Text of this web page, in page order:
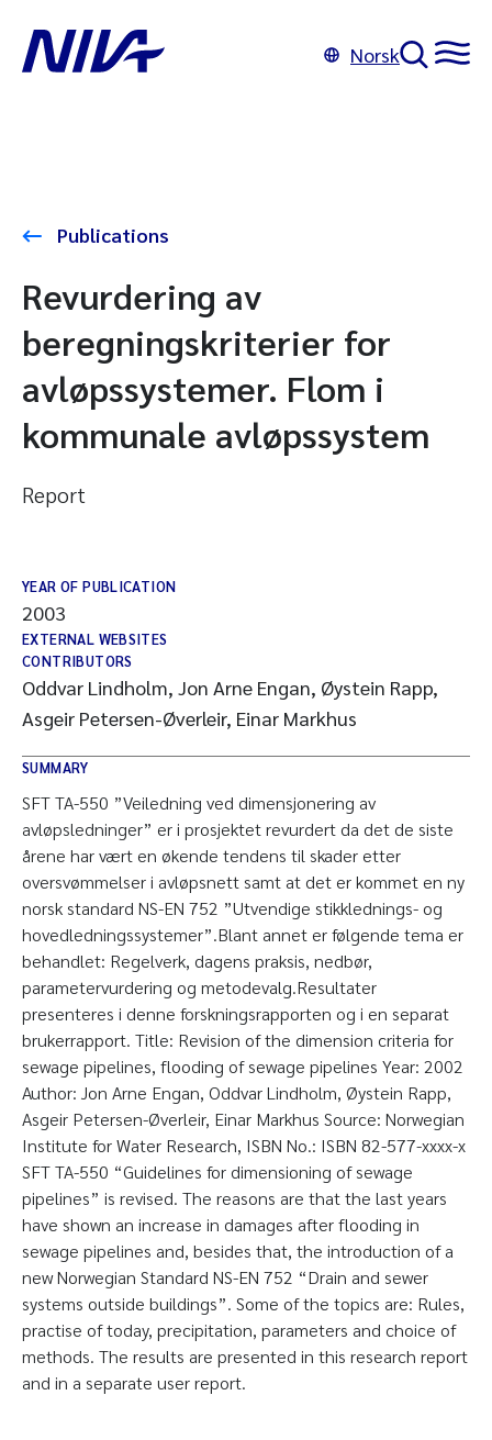
Norsk
Publications
Revurdering av
beregningskriterier for
avløpssystemer. Flom i
kommunale avløpssystem
Report
YEAR OF PUBLICATION
2003
EXTERNAL WEBSITES
CONTRIBUTORS
Oddvar Lindholm, Jon Arne Engan, Øystein Rapp,
Asgeir Petersen-Øverleir, Einar Markhus
SUMMARY
SFT TA-550 ”Veiledning ved dimensjonering av
avløpsledninger” er i prosjektet revurdert da det de siste
årene har vært en økende tendens til skader etter
oversvømmelser i avløpsnett samt at det er kommet en ny
norsk standard NS-EN 752 ”Utvendige stikklednings- og
hovedledningssystemer”.Blant annet er følgende tema er
behandlet: Regelverk, dagens praksis, nedbør,
parametervurdering og metodevalg.Resultater
presenteres i denne forskningsrapporten og i en separat
brukerrapport. Title: Revision of the dimension criteria for
sewage pipelines, flooding of sewage pipelines Year: 2002
Author: Jon Arne Engan, Oddvar Lindholm, Øystein Rapp,
Asgeir Petersen-Øverleir, Einar Markhus Source: Norwegian
Institute for Water Research, ISBN No.: ISBN 82-577-xxxx-x
SFT TA-550 “Guidelines for dimensioning of sewage
pipelines” is revised. The reasons are that the last years
have shown an increase in damages after flooding in
sewage pipelines and, besides that, the introduction of a
new Norwegian Standard NS-EN 752 “Drain and sewer
systems outside buildings”. Some of the topics are: Rules,
practise of today, precipitation, parameters and choice of
methods. The results are presented in this research report
and in a separate user report.